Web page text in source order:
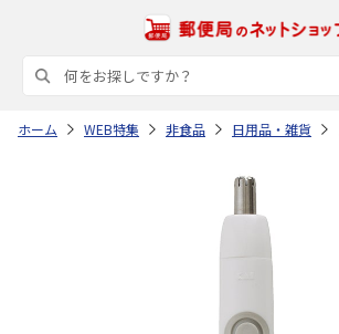
ホーム WEB特集 非食品 日用品・雑貨